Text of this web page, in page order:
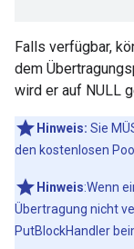
Falls verfügbar,
dem
wird er auf NULL
Hinweis: Sie
den kostenlosen
Hinweis:Wenn
Übertragung nicht
PutBlockHandler